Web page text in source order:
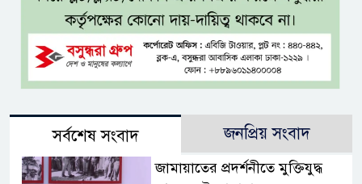
সর্বশেষ সংবাদ জনপ্রিয় সংবাদ
জামায়াতের প্রদর্শনীতে মুক্তিযুদ্ধ